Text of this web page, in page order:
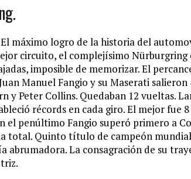
máximo logro de la historia del
circuito, el complejísimo Nürburgring
imposible de memorizar. El
Manuel Fangio y su Maserati salieron
y Peter Collins. Quedaban 12 vueltas.
récords en cada giro. El mejor fue
el penúltimo Fangio superó primero a
total. Quinto título de campeón
abrumadora. La consagración de su